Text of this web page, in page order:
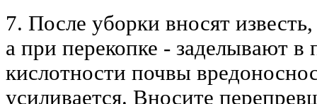
7. После уборки вносят
а при перекопке - заделывают
кислотности почвы
усиливается. Вносите